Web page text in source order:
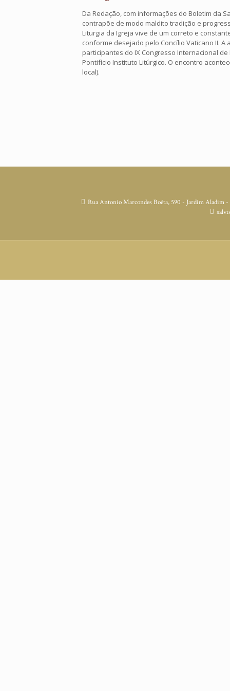
Da Redação, com informações do Boletim da
contrapõe de modo maldito tradição e
Liturgia da Igreja vive de um correto e
conforme desejado pelo Concílio Vaticano II.
participantes do IX Congresso Internacional
Pontifício Instituto Litúrgico. O encontro
local).
Rua Antonio Marcondes Boêta, 590 - Jardim Aladim -